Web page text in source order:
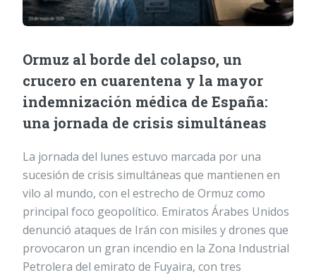
Ormuz al borde del colapso, un
crucero en cuarentena y la mayor
indemnización médica de España:
una jornada de crisis simultáneas
La jornada del lunes estuvo marcada por una
sucesión de crisis simultáneas que mantienen en
vilo al mundo, con el estrecho de Ormuz como
principal foco geopolítico. Emiratos Árabes Unidos
denunció ataques de Irán con misiles y drones que
provocaron un gran incendio en la Zona Industrial
Petrolera del emirato de Fuyaira, con tres